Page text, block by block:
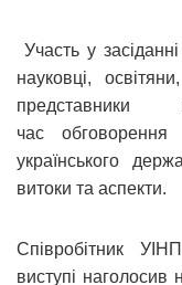
Участь у
науковці,
представники
час обговорення
українського
витоки та аспекти.
Співробітник
виступі наголосив